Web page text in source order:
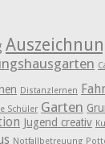
Distanzlernen
Schüler Garten
Jugend creativ
Notfallbetreuung